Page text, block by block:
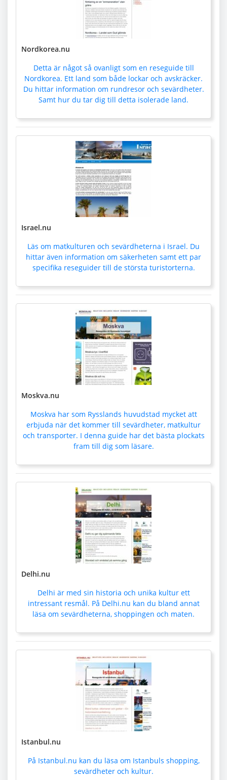
Nordkorea.nu
Detta är något så ovanligt som en reseguide till
Nordkorea. Ett land som både lockar och avskräcker.
Du hittar information om rundresor och sevärdheter.
Samt hur du tar dig till detta isolerade land.
Israel.nu
Läs om matkulturen och sevärdheterna i Israel. Du
hittar även information om säkerheten samt ett par
specifika reseguider till de största turistorterna.
Moskva.nu
Moskva har som Rysslands huvudstad mycket att
erbjuda när det kommer till sevärdheter, matkultur
och transporter. I denna guide har det bästa plockats
fram till dig som läsare.
Delhi.nu
Delhi är med sin historia och unika kultur ett
intressant resmål. På Delhi.nu kan du bland annat
läsa om sevärdheterna, shoppingen och maten.
Istanbul.nu
På Istanbul.nu kan du läsa om Istanbuls shopping,
sevärdheter och kultur.